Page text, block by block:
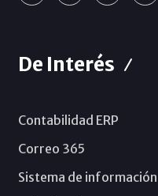
De Interés
Contabilidad ERP
Correo 365
Sistema de información